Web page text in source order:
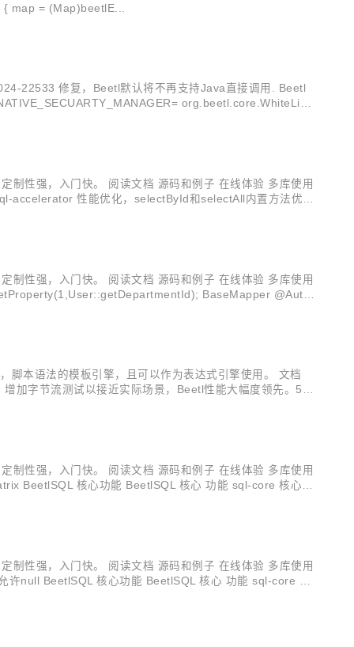
l"); //一个简单例子 SimpleBindings simpleBindings = new SimpleBindings(); simpleBindings.put("arg",arg); Map map = null; try { map = (Map)beetlE...
22533 修复，Beetl默认将不再支持Java直接调用. Beetl
org.beetl.core.WhiteList
制性强，入门快。 阅读文档 源码和例子 在线体验 多库使用
accelerator 性能优化，selectById和selectAll内置方法优
制性强，入门快。 阅读文档 源码和例子 在线体验 多库使用
BaseMapper @Auto
脚本语法的模板引擎，且可以作为表达式引擎使用。 文档
加字节流测试以接近实际场景，Beetl性能大幅度领先。5-6
制性强，入门快。 阅读文档 源码和例子 在线体验 多库使用
BeetlSQL 核心功能 BeetlSQL 核心 功能 sql-core 核心
制性强，入门快。 阅读文档 源码和例子 在线体验 多库使用
null BeetlSQL 核心功能 BeetlSQL 核心 功能 sql-core 核